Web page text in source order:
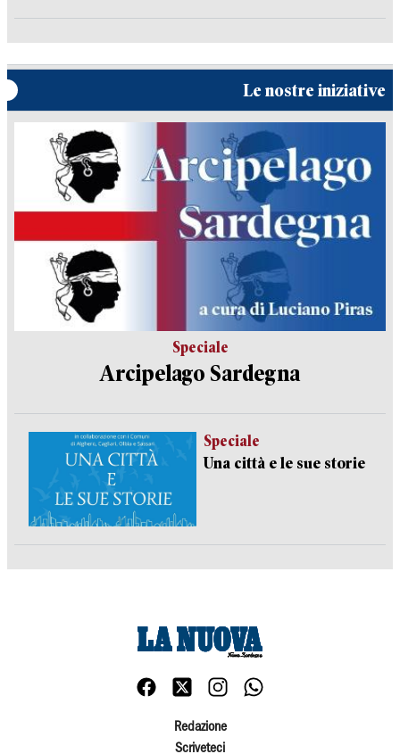
Le nostre iniziative
Speciale
Arcipelago Sardegna
Speciale
Una città e le sue storie
Redazione
Scriveteci